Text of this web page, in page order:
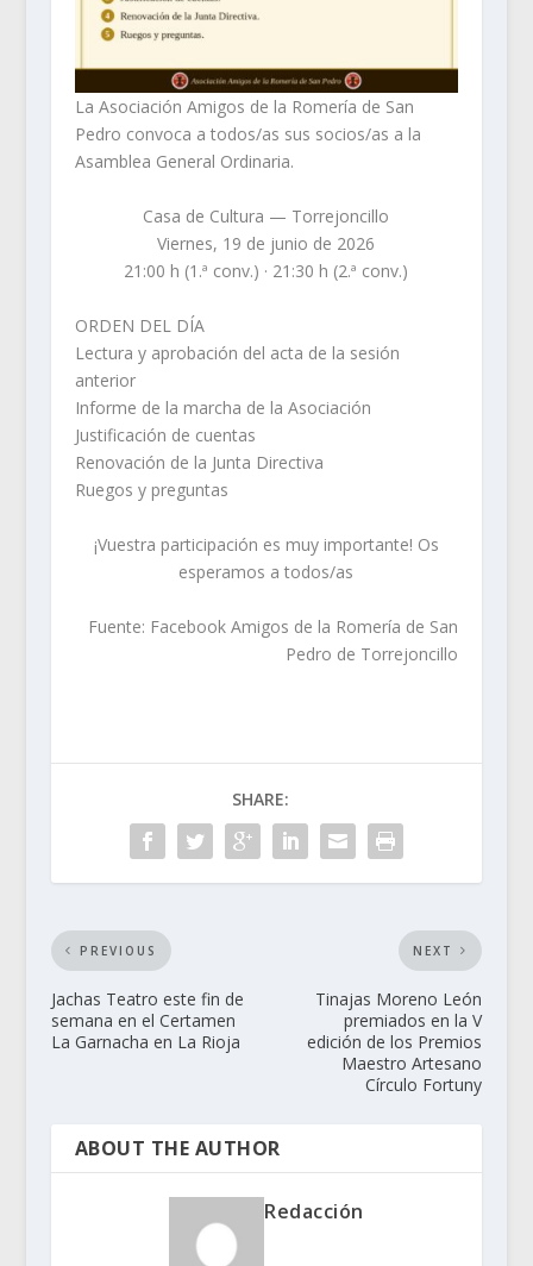
La Asociación Amigos de la Romería de San
Pedro convoca a todos/as sus socios/as a la
Asamblea General Ordinaria.
Casa de Cultura — Torrejoncillo
Viernes, 19 de junio de 2026
21:00 h (1.ª conv.) · 21:30 h (2.ª conv.)
ORDEN DEL DÍA
Lectura y aprobación del acta de la sesión
anterior
Informe de la marcha de la Asociación
Justificación de cuentas
Renovación de la Junta Directiva
Ruegos y preguntas
¡Vuestra participación es muy importante! Os
esperamos a todos/as
Fuente: Facebook Amigos de la Romería de San
Pedro de Torrejoncillo
SHARE:
PREVIOUS
Jachas Teatro este fin de
semana en el Certamen
La Garnacha en La Rioja
NEXT
Tinajas Moreno León
premiados en la V
edición de los Premios
Maestro Artesano
Círculo Fortuny
ABOUT THE AUTHOR
Redacción